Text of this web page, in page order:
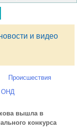
и видео
Происшествия
ОНД
вышла в
конкурса